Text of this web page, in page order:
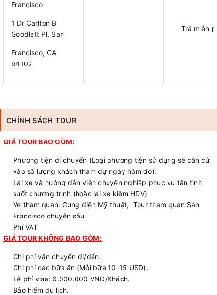
Francisco
1 Dr Carlton B
Goodlett Pl, San
Francisco, CA
94102
Trả miễn
CHÍNH SÁCH TOUR
GIÁ TOUR BAO GỒM:
Phương tiện di chuyển (Loại phương tiện sử dụng sẽ căn cứ
vào số lượng khách tham dự ngày hôm đó).
Lái xe và hướng dẫn viên chuyên nghiệp phục vụ tận tình
suốt chương trình (hoặc lái xe kiêm HDV)
Vé tham quan: Cung điện Mỹ thuật, Tour tham quan San
Francisco chuyên sâu
Phí VAT
GIÁ TOUR KHÔNG BAO GỒM:
Chi phí vận chuyển đi/đến.
Chi phí các bữa ăn (Mỗi bữa 10-15 USD).
Lệ phí visa: 6.000.000 VNĐ/Khách.
Bảo hiểm du lịch.